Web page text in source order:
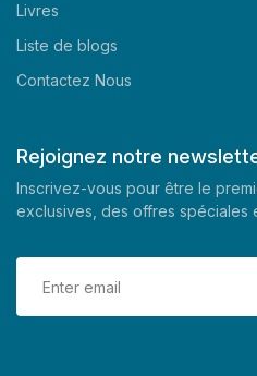
Livres
Liste de blogs
Contactez Nous
Rejoignez notre
Inscrivez-vous pour être le
exclusives, des offres spéciales